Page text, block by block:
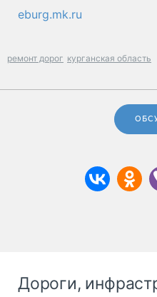
eburg.mk.ru
ремонт дорог курганская область
Дороги,